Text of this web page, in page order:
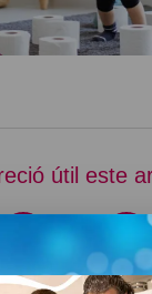
útil este
o